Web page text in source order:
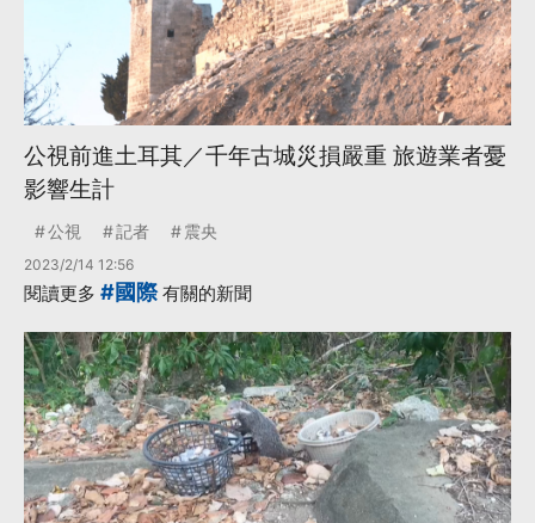
公視前進土耳其／千年古城災損嚴重 旅遊業者憂
影響生計
公視 記者 震央
2023/2/14 12:56
閱讀更多 #國際有關的新聞